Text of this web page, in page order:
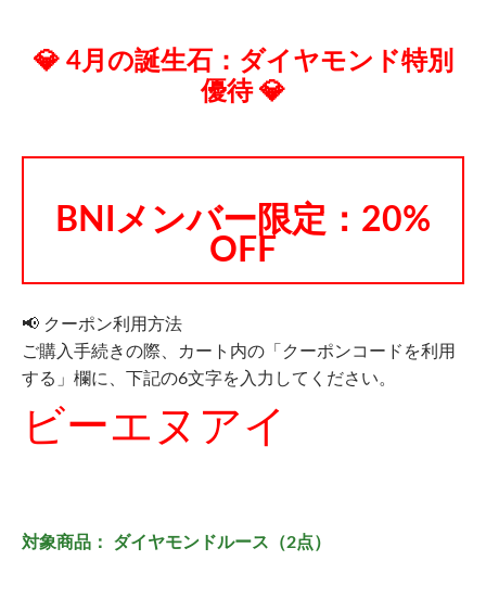
💎 4月の誕生石：ダイヤモンド特別
優待 💎
BNIメンバー限定：20%
OFF
📢 クーポン利用方法
ご購入手続きの際、カート内の「クーポンコードを利用
する」欄に、下記の6文字を入力してください。
ビーエヌアイ
対象商品： ダイヤモンドルース（2点）